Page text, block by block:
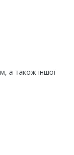
а також іншої